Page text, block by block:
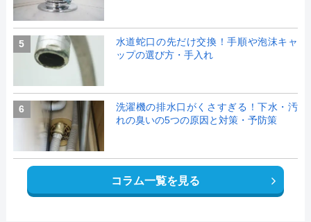
5
水道蛇口の先だけ交換！手順や泡沫キャ
ップの選び方・手入れ
6
洗濯機の排水口がくさすぎる！下水・汚
れの臭いの5つの原因と対策・予防策
コラム一覧を見る